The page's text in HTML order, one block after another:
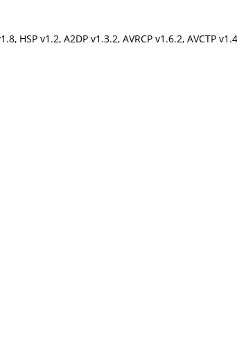
v1.2, A2DP v1.3.2, AVRCP v1.6.2, AVCTP